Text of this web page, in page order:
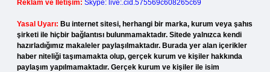
Reklam ve İletişim: Skype: live:.cid.575569c608265c69
Yasal Uyarı: Bu internet sitesi, herhangi bir marka, kurum veya şahıs
şirketi ile hiçbir bağlantısı bulunmamaktadır. Sitede yalnızca kendi
hazırladığımız makaleler paylaşılmaktadır. Burada yer alan içerikler
haber niteliği taşımamakta olup, gerçek kurum ve kişiler hakkında
paylaşım yapılmamaktadır. Gerçek kurum ve kişiler ile isim